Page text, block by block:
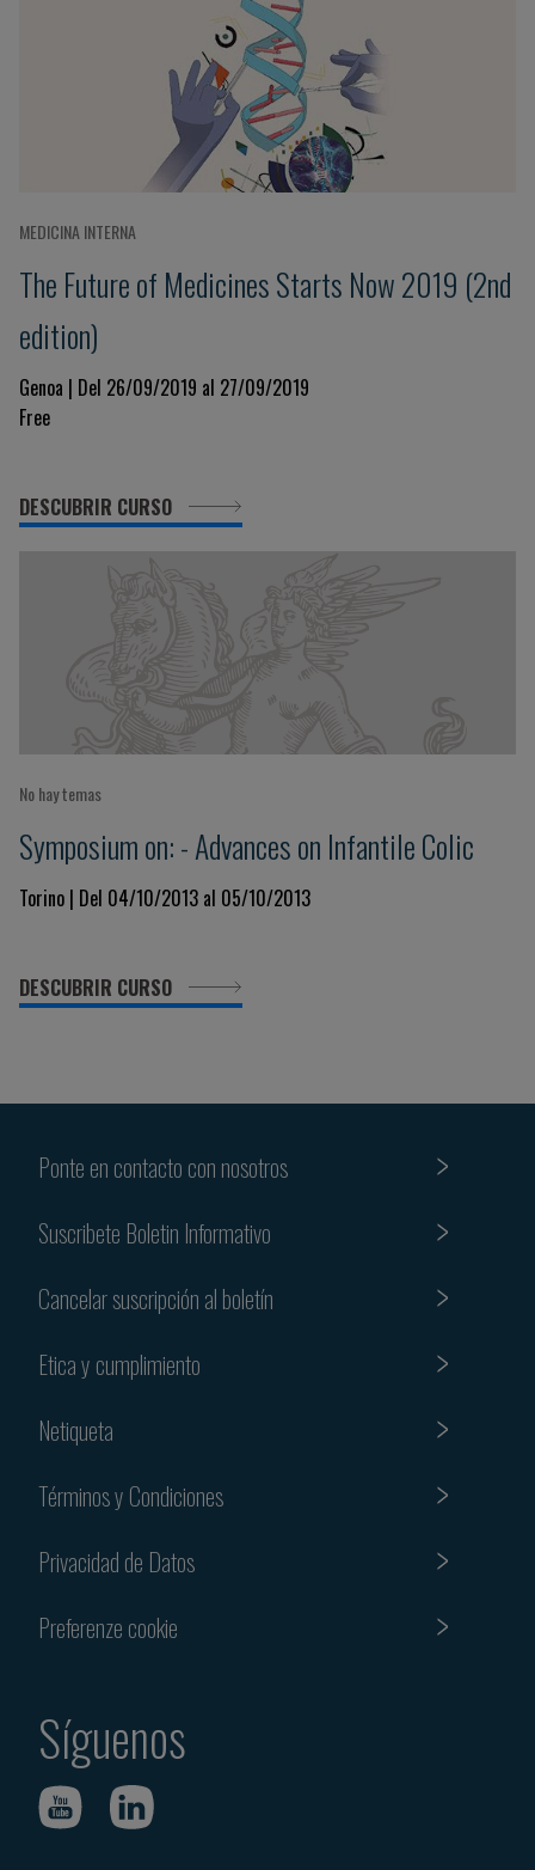
MEDICINA INTERNA
The Future of Medicines Starts Now 2019 (2nd
edition)
Genoa | Del 26/09/2019 al 27/09/2019
Free
DESCUBRIR CURSO
No hay temas
Symposium on: - Advances on Infantile Colic
Torino | Del 04/10/2013 al 05/10/2013
DESCUBRIR CURSO
Ponte en contacto con nosotros
Suscribete Boletin Informativo
Cancelar suscripción al boletín
Etica y cumplimiento
Netiqueta
Términos y Condiciones
Privacidad de Datos
Preferenze cookie
Síguenos